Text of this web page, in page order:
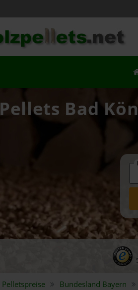
Pellets Bad
Pelletspreise Bundesland Bayern